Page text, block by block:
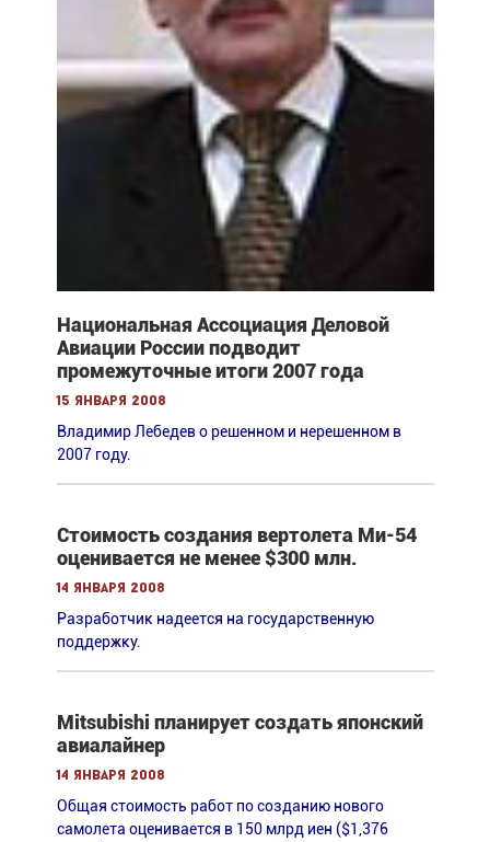
Национальная Ассоциация Деловой
Авиации России подводит
промежуточные итоги 2007 года
15 января 2008
Владимир Лебедев о решенном и нерешенном в
2007 году.
Стоимость создания вертолета Ми-54
оценивается не менее $300 млн.
14 января 2008
Разработчик надеется на государственную
поддержку.
Mitsubishi планирует создать японский
авиалайнер
14 января 2008
Общая стоимость работ по созданию нового
самолета оценивается в 150 млрд иен ($1,376